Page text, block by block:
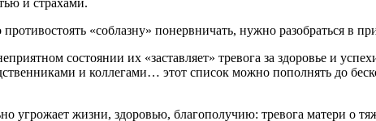
«соблазну» понервничать, нужно разобраться в
состоянии их «заставляет» тревога за здоровье и
и коллегами… этот список можно пополнять до
угрожает жизни, здоровью, благополучию: тревога матери о